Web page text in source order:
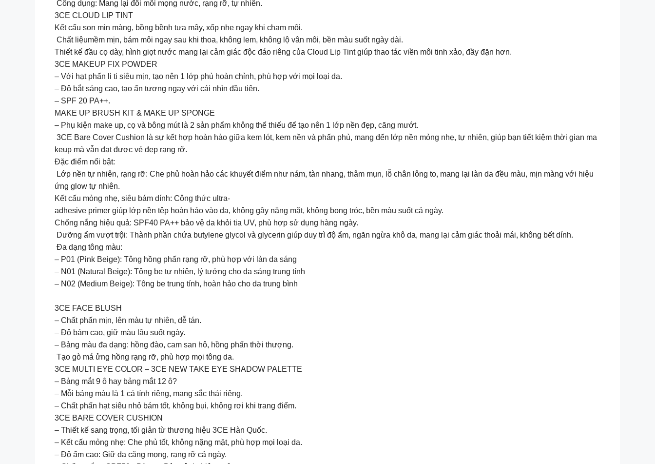
Công dụng: Mang lại đôi môi mọng nước, rạng rỡ, tự nhiên.
3CE CLOUD LIP TINT
️Kết cấu son mịn màng, bồng bềnh tựa mây, xốp nhẹ ngay khi chạm môi.
️ Chất liệumềm mịn, bám môi ngay sau khi thoa, không lem, không lộ vân môi, bền màu suốt ngày dài.
️Thiết kế đầu cọ dày, hình giọt nước mang lại cảm giác độc đáo riêng của Cloud Lip Tint giúp thao tác viền môi tinh xảo, đầy đặn hơn.
3CE MAKEUP FIX POWDER
– Với hạt phấn li ti siêu mịn, tạo nên 1 lớp phủ hoàn chỉnh, phù hợp với mọi loại da.
– Độ bắt sáng cao, tạo ấn tượng ngay với cái nhìn đầu tiên.
– SPF 20 PA++.
MAKE UP BRUSH KIT & MAKE UP SPONGE
– Phụ kiện make up, cọ và bông mút là 2 sản phẩm không thể thiếu để tạo nên 1 lớp nền đẹp, căng mướt.️
️ 3CE Bare Cover Cushion là sự kết hợp hoàn hảo giữa kem lót, kem nền và phấn phủ, mang đến lớp nền mỏng nhẹ, tự nhiên, giúp bạn tiết kiệm thời gian ma
keup mà vẫn đạt được vẻ đẹp rạng rỡ.
Đặc điểm nổi bật:
Lớp nền tự nhiên, rạng rỡ: Che phủ hoàn hảo các khuyết điểm như nám, tàn nhang, thâm mụn, lỗ chân lông to, mang lại làn da đều màu, mịn màng với hiệu
ứng glow tự nhiên.
Kết cấu mỏng nhẹ, siêu bám dính: Công thức ultra-
adhesive primer giúp lớp nền tệp hoàn hảo vào da, không gây nặng mặt, không bong tróc, bền màu suốt cả ngày.
️Chống nắng hiệu quả: SPF40 PA++ bảo vệ da khỏi tia UV, phù hợp sử dụng hàng ngày.
Dưỡng ẩm vượt trội: Thành phần chứa butylene glycol và glycerin giúp duy trì độ ẩm, ngăn ngừa khô da, mang lại cảm giác thoải mái, không bết dính.
Đa dạng tông màu:
– P01 (Pink Beige): Tông hồng phấn rạng rỡ, phù hợp với làn da sáng
– N01 (Natural Beige): Tông be tự nhiên, lý tưởng cho da sáng trung tính
– N02 (Medium Beige): Tông be trung tính, hoàn hảo cho da trung bình
3CE FACE BLUSH
– Chất phấn mịn, lên màu tự nhiên, dễ tán.
– Độ bám cao, giữ màu lâu suốt ngày.
– Bảng màu đa dạng: hồng đào, cam san hô, hồng phấn thời thượng.
Tạo gò má ửng hồng rạng rỡ, phù hợp mọi tông da.
3CE MULTI EYE COLOR – 3CE NEW TAKE EYE SHADOW PALETTE
– Bảng mắt 9 ô hay bảng mắt 12 ô?
– Mỗi bảng màu là 1 cá tính riêng, mang sắc thái riêng.
– Chất phấn hạt siêu nhỏ bám tốt, không bụi, không rơi khi trang điểm.
3CE BARE COVER CUSHION
– Thiết kế sang trọng, tối giản từ thương hiệu 3CE Hàn Quốc.
– Kết cấu mỏng nhẹ: Che phủ tốt, không nặng mặt, phù hợp mọi loại da.
– Độ ẩm cao: Giữ da căng mọng, rạng rỡ cả ngày.